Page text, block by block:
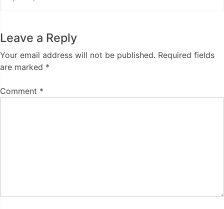
Leave a Reply
Your email address will not be published. Required fields
are marked *
Comment *